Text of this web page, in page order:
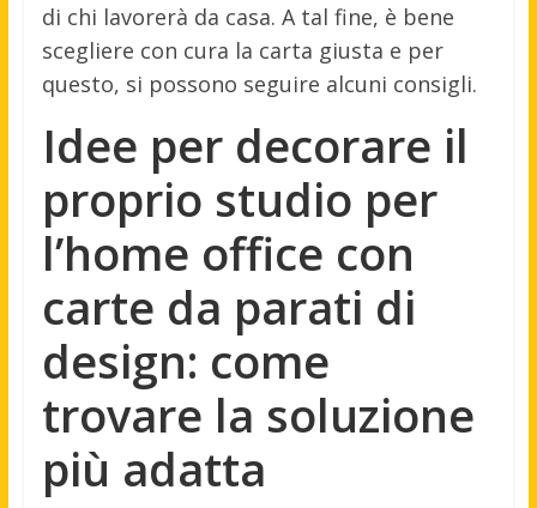
di chi lavorerà da casa. A tal fine, è bene
scegliere con cura la carta giusta e per
questo, si possono seguire alcuni consigli.
Idee per decorare il
proprio studio per
l’home office con
carte da parati di
design: come
trovare la soluzione
più adatta